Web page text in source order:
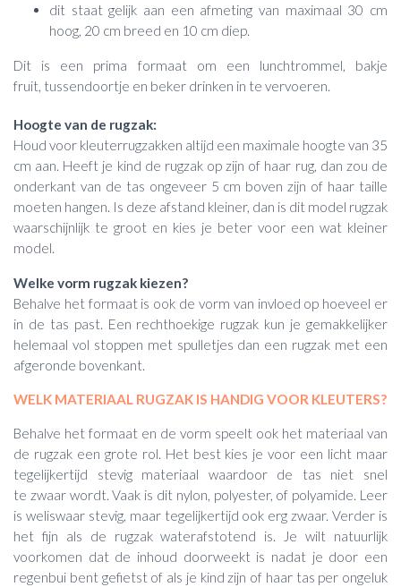
dit staat gelijk aan een afmeting van maximaal 30 cm
hoog, 20 cm breed en 10 cm diep.
Dit is een prima formaat om een lunchtrommel, bakje
fruit, tussendoortje en beker drinken in te vervoeren.
Hoogte van de rugzak:
Houd voor kleuterrugzakken altijd een maximale hoogte van 35
cm aan. Heeft je kind de rugzak op zijn of haar rug, dan zou de
onderkant van de tas ongeveer 5 cm boven zijn of haar taille
moeten hangen. Is deze afstand kleiner, dan is dit model rugzak
waarschijnlijk te groot en kies je beter voor een wat kleiner
model.
Welke vorm rugzak kiezen?
Behalve het formaat is ook de vorm van invloed op hoeveel er
in de tas past. Een rechthoekige rugzak kun je gemakkelijker
helemaal vol stoppen met spulletjes dan een rugzak met een
afgeronde bovenkant.
WELK MATERIAAL RUGZAK IS HANDIG VOOR KLEUTERS?
Behalve het formaat en de vorm speelt ook het materiaal van
de rugzak een grote rol. Het best kies je voor een licht maar
tegelijkertijd stevig materiaal waardoor de tas niet snel
te zwaar wordt. Vaak is dit nylon, polyester, of polyamide. Leer
is weliswaar stevig, maar tegelijkertijd ook erg zwaar. Verder is
het fijn als de rugzak waterafstotend is. Je wilt natuurlijk
voorkomen dat de inhoud doorweekt is nadat je door een
regenbui bent gefietst of als je kind zijn of haar tas per ongeluk